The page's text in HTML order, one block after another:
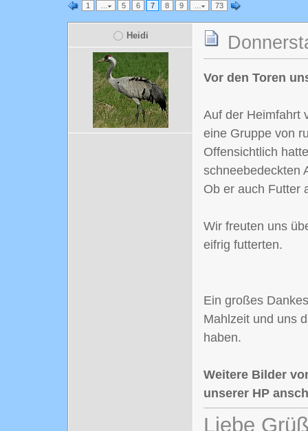
1 … 5 6 7 8 9 … 73
Heidi
Vor den Toren
Auf der Heimfahrt
eine Gruppe von
Offensichtlich
schneebedeckten
Ob er auch Futter
Wir freuten uns
eifrig futterten.
Ein großes
Mahlzeit und uns
haben.
Weitere Bilder
unserer HP
Liebe